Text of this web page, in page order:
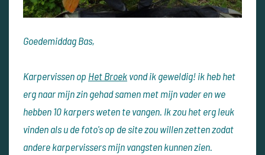
Goedemiddag Bas,
Karpervissen op Het Broekvond ik geweldig! ik heb het
erg naar mijn zin gehad samen met mijn vader en we
hebben 10 karpers weten te vangen. Ik zou het erg leuk
vinden als u de foto's op de site zou willen zetten zodat
andere karpervissers mijn vangsten kunnen zien.